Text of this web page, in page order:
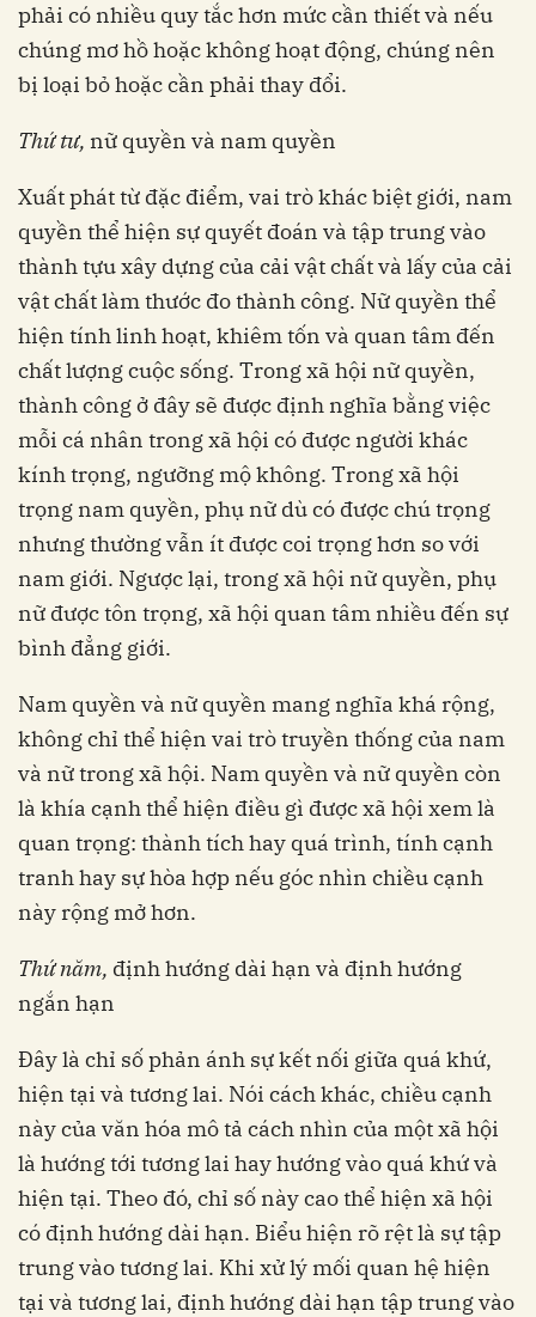
phải có nhiều quy tắc hơn mức cần thiết và nếu
chúng mơ hồ hoặc không hoạt động, chúng nên
bị loại bỏ hoặc cần phải thay đổi.
Thứ tư, nữ quyền và nam quyền
Xuất phát từ đặc điểm, vai trò khác biệt giới, nam
quyền thể hiện sự quyết đoán và tập trung vào
thành tựu xây dựng của cải vật chất và lấy của cải
vật chất làm thước đo thành công. Nữ quyền thể
hiện tính linh hoạt, khiêm tốn và quan tâm đến
chất lượng cuộc sống. Trong xã hội nữ quyền,
thành công ở đây sẽ được định nghĩa bằng việc
mỗi cá nhân trong xã hội có được người khác
kính trọng, ngưỡng mộ không. Trong xã hội
trọng nam quyền, phụ nữ dù có được chú trọng
nhưng thường vẫn ít được coi trọng hơn so với
nam giới. Ngược lại, trong xã hội nữ quyền, phụ
nữ được tôn trọng, xã hội quan tâm nhiều đến sự
bình đẳng giới.
Nam quyền và nữ quyền mang nghĩa khá rộng,
không chỉ thể hiện vai trò truyền thống của nam
và nữ trong xã hội. Nam quyền và nữ quyền còn
là khía cạnh thể hiện điều gì được xã hội xem là
quan trọng: thành tích hay quá trình, tính cạnh
tranh hay sự hòa hợp nếu góc nhìn chiều cạnh
này rộng mở hơn.
Thứ năm, định hướng dài hạn và định hướng
ngắn hạn
Đây là chỉ số phản ánh sự kết nối giữa quá khứ,
hiện tại và tương lai. Nói cách khác, chiều cạnh
này của văn hóa mô tả cách nhìn của một xã hội
là hướng tới tương lai hay hướng vào quá khứ và
hiện tại. Theo đó, chỉ số này cao thể hiện xã hội
có định hướng dài hạn. Biểu hiện rõ rệt là sự tập
trung vào tương lai. Khi xử lý mối quan hệ hiện
tại và tương lai, định hướng dài hạn tập trung vào